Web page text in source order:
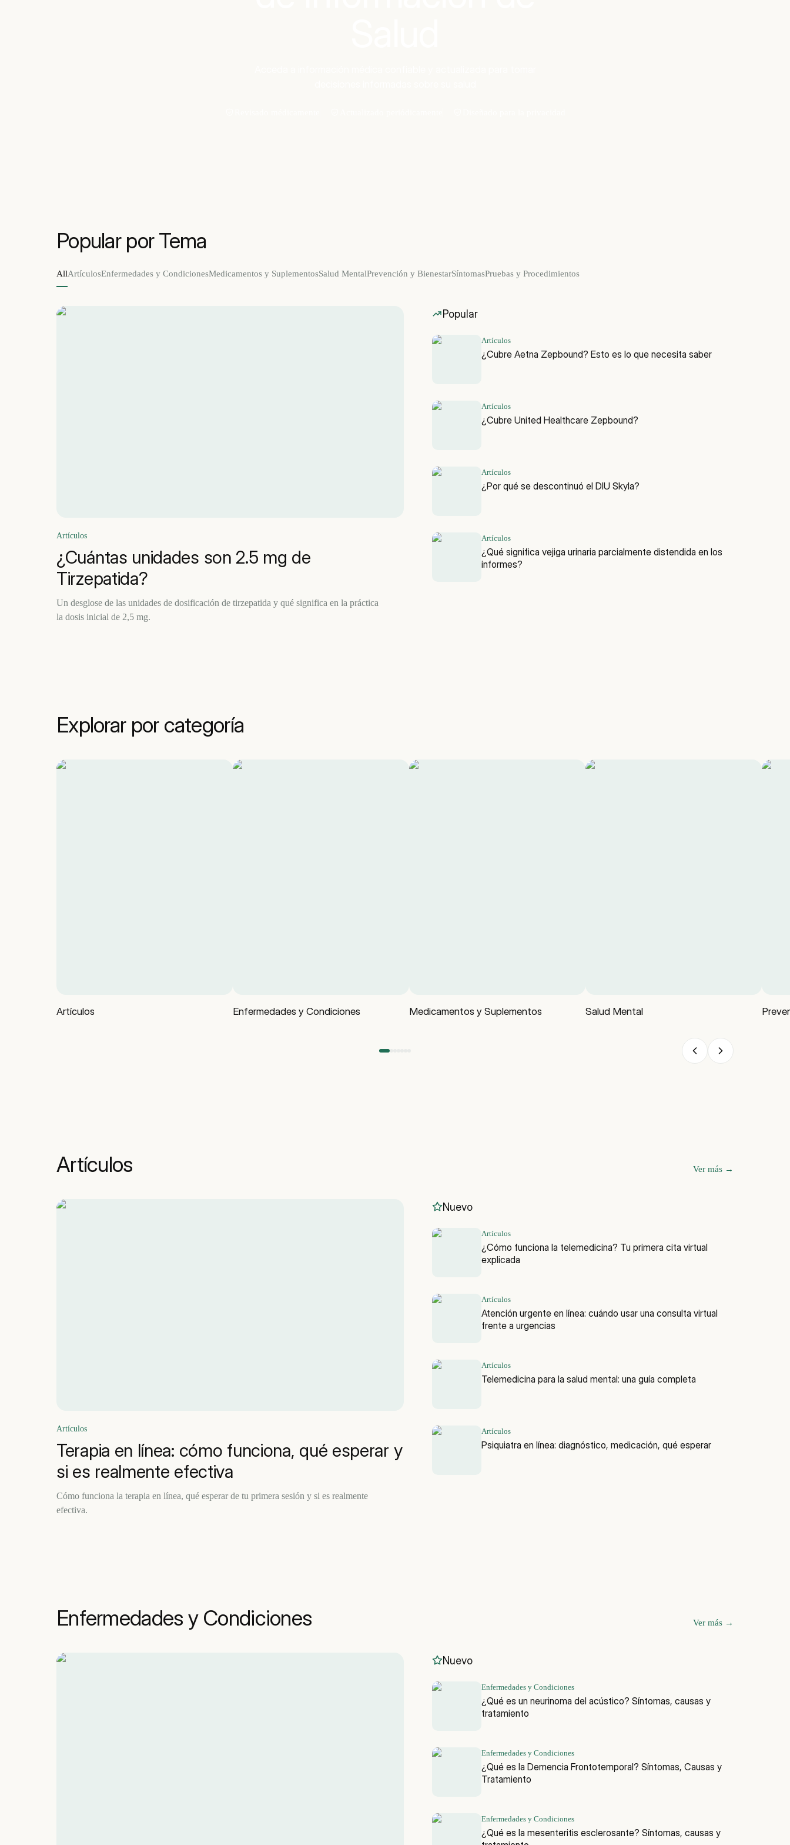
Popular por Tema
AllArtículosEnfermedades y CondicionesMedicamentos y SuplementosSalud MentalPrevención y BienestarSíntomasPruebas y Procedimientos
Artículos
¿Cuántas unidades son 2.5 mg de
Tirzepatida?
Un desglose de las unidades de dosificación de tirzepatida y qué significa en la práctica
la dosis inicial de 2,5 mg.
Popular
Artículos
¿Cubre Aetna Zepbound? Esto es lo que necesita saber
Artículos
¿Cubre United Healthcare Zepbound?
Artículos
¿Por qué se descontinuó el DIU Skyla?
Artículos
¿Qué significa vejiga urinaria parcialmente distendida en los
informes?
Explorar por categoría
Artículos Enfermedades y Condiciones Medicamentos y Suplementos Salud Mental
Artículos Ver más →
Artículos
Terapia en línea: cómo funciona, qué esperar y
si es realmente efectiva
Cómo funciona la terapia en línea, qué esperar de tu primera sesión y si es realmente
efectiva.
Nuevo
Artículos
¿Cómo funciona la telemedicina? Tu primera cita virtual
explicada
Artículos
Atención urgente en línea: cuándo usar una consulta virtual
frente a urgencias
Artículos
Telemedicina para la salud mental: una guía completa
Artículos
Psiquiatra en línea: diagnóstico, medicación, qué esperar
Enfermedades y Condiciones Ver más →
Nuevo
Enfermedades y Condiciones
¿Qué es un neurinoma del acústico? Síntomas, causas y
tratamiento
Enfermedades y Condiciones
¿Qué es la Demencia Frontotemporal? Síntomas, Causas y
Tratamiento
Enfermedades y Condiciones
¿Qué es la mesenteritis esclerosante? Síntomas, causas y